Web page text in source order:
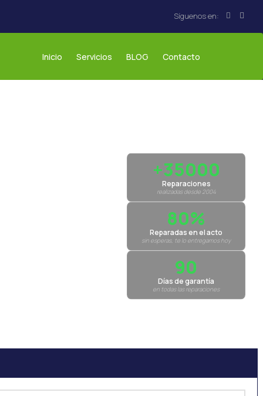
Inicio Servicios BLOG Contacto
+35000
Reparaciones
realizadas desde 2004
80%
Reparadas en el acto
sin esperas, te lo entregamos hoy
90
Días de garantía
en todas las reparaciones